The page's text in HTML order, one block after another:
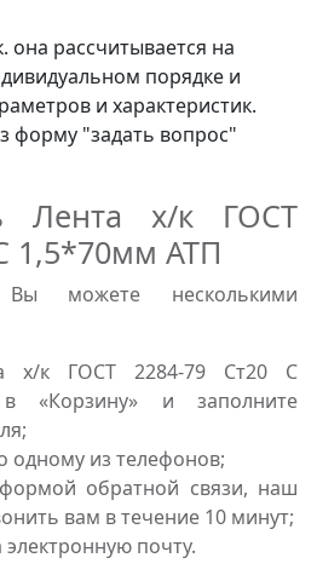
она рассчитывается на
порядке и
и характеристик.
форму "задать вопрос"
Лента х/к ГОСТ
1,5*70мм АТП
можете несколькими
х/к ГОСТ 2284-79 Ст20 С
«Корзину» и заполните
одному из телефонов;
обратной связи, наш
вам в течение 10 минут;
почту.